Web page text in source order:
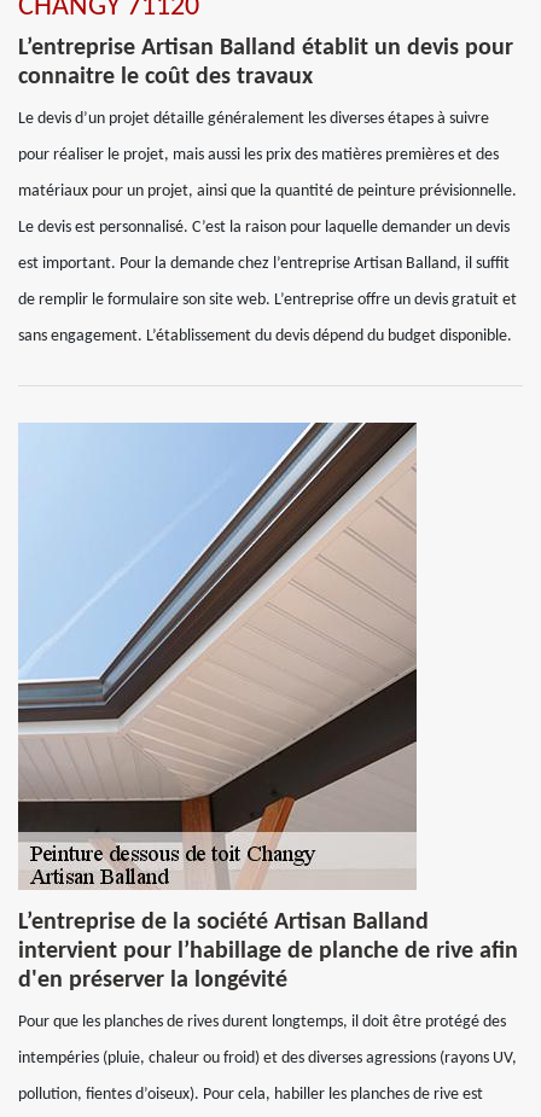
CHANGY 71120
L’entreprise Artisan Balland établit un devis pour
connaitre le coût des travaux
Le devis d’un projet détaille généralement les diverses étapes à suivre
pour réaliser le projet, mais aussi les prix des matières premières et des
matériaux pour un projet, ainsi que la quantité de peinture prévisionnelle.
Le devis est personnalisé. C’est la raison pour laquelle demander un devis
est important. Pour la demande chez l’entreprise Artisan Balland, il suffit
de remplir le formulaire son site web. L’entreprise offre un devis gratuit et
sans engagement. L’établissement du devis dépend du budget disponible.
L’entreprise de la société Artisan Balland
intervient pour l’habillage de planche de rive afin
d'en préserver la longévité
Pour que les planches de rives durent longtemps, il doit être protégé des
intempéries (pluie, chaleur ou froid) et des diverses agressions (rayons UV,
pollution, fientes d’oiseux). Pour cela, habiller les planches de rive est